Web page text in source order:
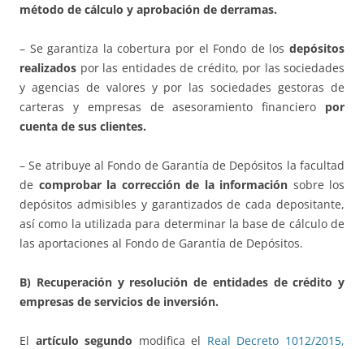
método de cálculo y aprobación de derramas.
– Se garantiza la cobertura por el Fondo de los depósitos
realizados por las entidades de crédito, por las sociedades
y agencias de valores y por las sociedades gestoras de
carteras y empresas de asesoramiento financiero por
cuenta de sus clientes.
– Se atribuye al Fondo de Garantía de Depósitos la facultad
de comprobar la corrección de la información sobre los
depósitos admisibles y garantizados de cada depositante,
así como la utilizada para determinar la base de cálculo de
las aportaciones al Fondo de Garantía de Depósitos.
B) Recuperación y resolución de entidades de crédito y
empresas de servicios de inversión.
El artículo segundo modifica el Real Decreto 1012/2015,